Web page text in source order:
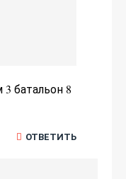
батальон 8
ОТВЕТИТЬ